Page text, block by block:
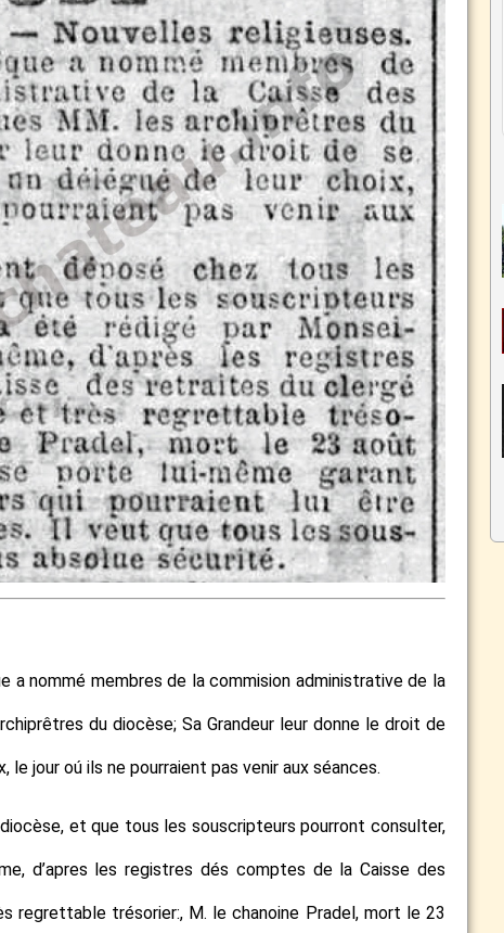
a nommé membres de la commision administrative de la
du diocèse; Sa Grandeur leur donne le droit de
jour oú ils ne pourraient pas venir aux séances.
et que tous les souscripteurs pourront consulter,
d’apres les registres dés comptes de la Caisse des
trésorier:, M. le chanoine Pradel, mort le 23